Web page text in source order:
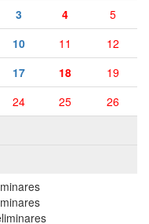
3 4
5
10 11
12
17 18
19
24 25
26